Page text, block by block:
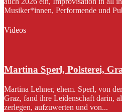
Musiker*innen, Performende und
Videos
Martina Sperl, Polsterei,
Martina Lehner, ehem. Sperl, von
Graz, fand ihre Leidenschaft darin,
zerlegen, aufzuwerten und von...